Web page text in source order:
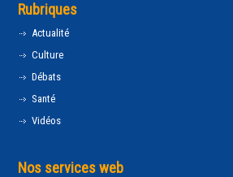
Rubriques
Actualité
Culture
Débats
Santé
Vidéos
Nos services web